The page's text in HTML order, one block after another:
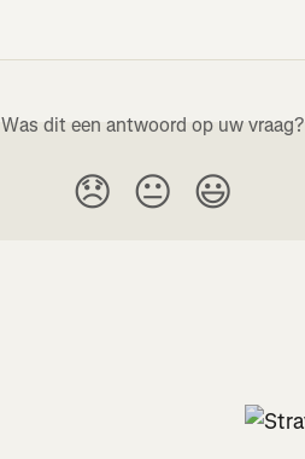
Was dit een antwoord op uw vraag?
😞 😐 😃